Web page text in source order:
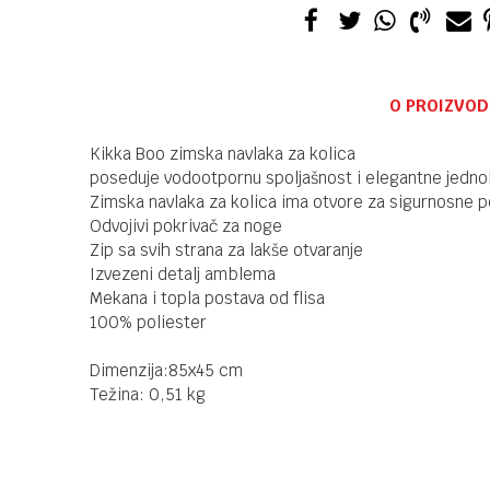
O
Kikka Boo zimska navlaka za kolica
poseduje vodootpornu spoljašnost i elegantne
Zimska navlaka za kolica ima otvore za sigurnosne
Odvojivi pokrivač za noge
Zip sa svih strana za lakše otvaranje
Izvezeni detalj amblema
Mekana i topla postava od flisa
100% poliester
Dimenzija:85x45 cm
Težina: 0,51 kg